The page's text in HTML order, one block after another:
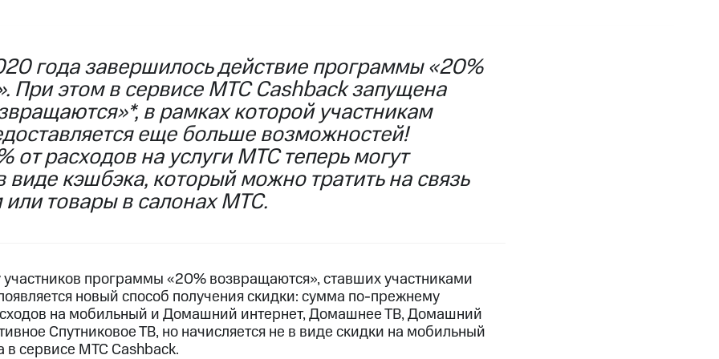
ГудокМой МТСВсе приложения
15%
МТС Настройки автоплатежа Пополнить номер другого оператораОплата
картуМТС PayОплата по QR-коду за границей
доступ к геолокации
нашем приложении
года завершилось действие программы «20%
При этом в сервисе МТС Cashback запущена
в рамках которой участникам
еще больше возможностей!
расходов на услуги МТС теперь могут
виде кэшбэка, который можно тратить на связь
товары в салонах МТС.
участников программы «20% возвращаются», ставших участниками
новый способ получения скидки: сумма по-прежнему
на мобильный и Домашний интернет, Домашнее ТВ, Домашний
Спутниковое ТВ, но начисляется не в виде скидки на мобильный
в сервисе МТС Cashback.